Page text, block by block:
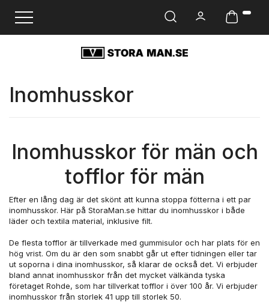
Ändra navigering
Inomhusskor
Inomhusskor för män och
tofflor för män
Efter en lång dag är det skönt att kunna stoppa fötterna i ett par
inomhusskor. Här på StoraMan.se hittar du inomhusskor i både
läder och textila material, inklusive filt.
De flesta tofflor är tillverkade med gummisulor och har plats för en
hög vrist. Om du är den som snabbt går ut efter tidningen eller tar
ut soporna i dina inomhusskor, så klarar de också det. Vi erbjuder
bland annat inomhusskor från det mycket välkända tyska
företaget Rohde, som har tillverkat tofflor i över 100 år. Vi erbjuder
inomhusskor från storlek 41 upp till storlek 50.